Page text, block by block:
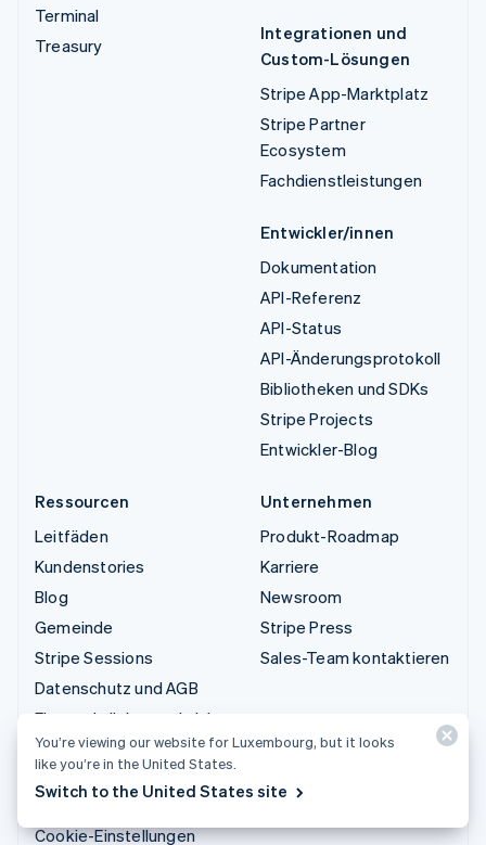
Terminal
Treasury
Integrationen und
Custom-Lösungen
Stripe App-Marktplatz
Stripe Partner
Ecosystem
Fachdienstleistungen
Entwickler/innen
Dokumentation
API-Referenz
API-Status
API-Änderungsprotokoll
Bibliotheken und SDKs
Stripe Projects
Entwickler-Blog
Ressourcen
Leitfäden
Kundenstories
Blog
Gemeinde
Stripe Sessions
Datenschutz und AGB
Eingeschränkte und nicht
zugelassene Geschäfte
Lizenzen
Sitemap
Cookie-Einstellungen
Unternehmen
Produkt-Roadmap
Karriere
Newsroom
Stripe Press
Sales-Team kontaktieren
You’re viewing our website for Luxembourg, but it looks
like you’re in the United States.
Switch to the United States site